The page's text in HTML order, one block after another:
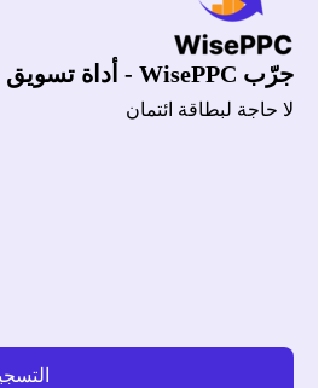
حاجة لبطاقة ائتمان
التسجيل